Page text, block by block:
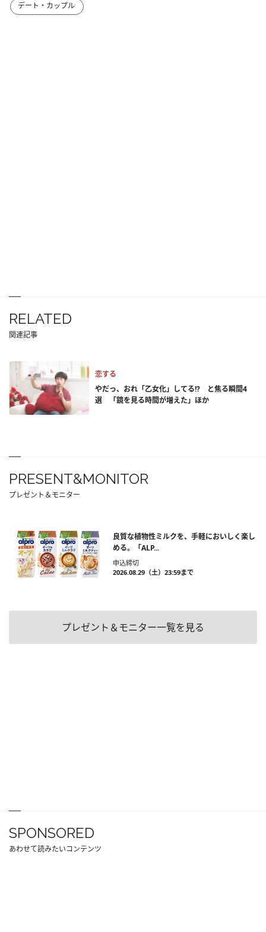
デート・カップル
RELATED
関連記事
恋する
やだっ、おれ「乙女化」してる!? と焦る瞬間4
選 「鏡を見る時間が増えた」ほか
PRESENT&MONITOR
プレゼント＆モニター
良質な植物性ミルクを、手軽においしく楽し
める。「ALP...
申込締切
2026.08.29（土）23:59まで
プレゼント＆モニター一覧を見る
SPONSORED
あわせて読みたいコンテンツ